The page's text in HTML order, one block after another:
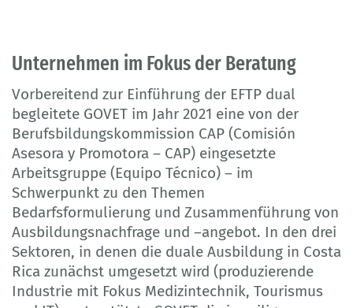
Unternehmen im Fokus der Beratung
Vorbereitend zur Einführung der EFTP dual
begleitete GOVET im Jahr 2021 eine von der
Berufsbildungskommission CAP (Comisión
Asesora y Promotora – CAP) eingesetzte
Arbeitsgruppe (Equipo Técnico) – im
Schwerpunkt zu den Themen
Bedarfsformulierung und Zusammenführung von
Ausbildungsnachfrage und –angebot. In den drei
Sektoren, in denen die duale Ausbildung in Costa
Rica zunächst umgesetzt wird (produzierende
Industrie mit Fokus Medizintechnik, Tourismus